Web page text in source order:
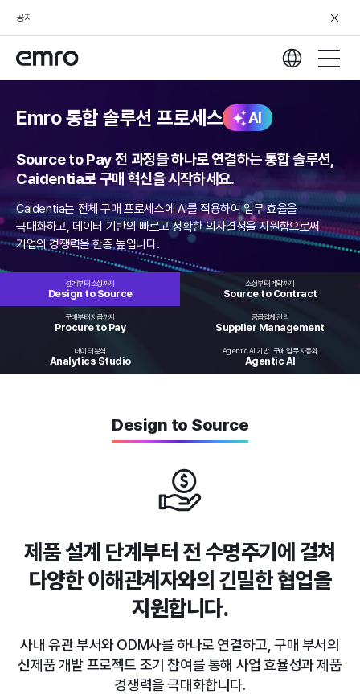
공지
Emro 통합 솔루션 프로세스 AI
Source to Pay 전 과정을 하나로 연결하는 통합 솔루션,
Caidentia로 구매 혁신을 시작하세요.
Caidentia는 전체 구매 프로세스에 AI를 적용하여 업무 효율을
극대화하고, 데이터 기반의 빠르고 정확한 의사결정을 지원함으로써
기업의 경쟁력을 한층 높입니다.
설계부터 소싱까지
Design to Source
소싱부터 계약까지
Source to Contract
구매부터 지급까지
Procure to Pay
공급업체 관리
Supplier Management
데이터 분석
Analytics Studio
Agentic AI 기반 구매 업무 자동화
Agentic AI
Design to Source
제품 설계 단계부터 전 수명주기에 걸쳐
다양한 이해관계자와의 긴밀한 협업을
지원합니다.
사내 유관 부서와 ODM사를 하나로 연결하고, 구매 부서의
신제품 개발 프로젝트 조기 참여를 통해 사업 효율성과 제품
경쟁력을 극대화합니다.